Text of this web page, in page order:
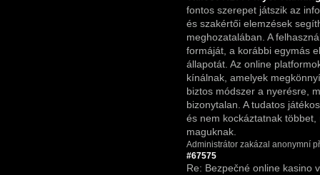
fontos szerepet játszik az
és szakértői elemzések
meghozatalában. A
formáját, a korábbi egymás
állapotát. Az online
kínálnak, amelyek
biztos módszer a nyerésre,
bizonytalan. A tudatos
és nem kockáztatnak
maguknak.
Administrátor zakázal anonymní
#67575
Re: Bezpečné online kasino